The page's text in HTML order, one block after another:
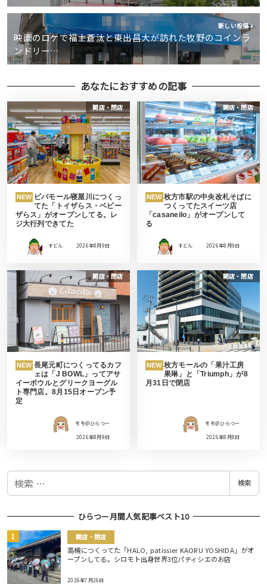
新しい投稿
映画のロケで福士蒼汰と東出昌大が訪れた牧野のコインラ
ンドリー…
あなたにおすすめの記事
開店・閉店
NEW ビバモール寝屋川につくっ
てた「トイザらス・ベビー
ザらス」がオープンしてる。レ
ジ大行列できてた
すどん 2026年8月9日
開店・閉店
NEW 枚方市駅の中央改札そばに
つくってたスイーツ店
「casaneilo」がオープンして
る
すどん 2026年8月9日
開店・閉店
NEW 長尾元町につくってるカフ
ェは「J BOWL」ってアサ
イーボウルとグリークヨーグル
ト専門店。8月15日オープン予
定
モモ＠ひらつー
2026年8月8日
開店・閉店
NEW 枚方モールの「果汁工房
果琳」と「Triumph」が8
月31日で閉店
モモ＠ひらつー
2026年8月8日
検
検索
ひらつー月間人気記事ベスト10
開店・閉店
高槻につくってた「HALO, patissier KAORU YOSHIDA」がオ
ープンしてる。シロモト出身世界3位パティシエのお店
2026年7月26日